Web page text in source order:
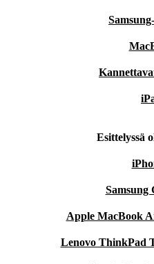
Esittelyssä
Samsung
Apple MacBook
Lenovo ThinkPad